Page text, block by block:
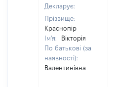
Декларує:
Прізвище:
Краснопір
Ім'я:
Вікторія
По батькові (за
наявності):
Валентинівна